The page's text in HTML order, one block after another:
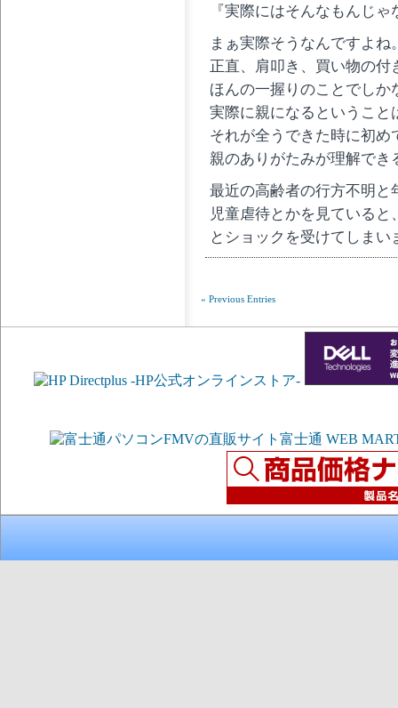
『実際にはそんなもんじ
まぁ実際そうなんですよね
正直、肩叩き、買い物の付
ほんの一握りのことでしか
実際に親になるというこ
それが全うできた時に初め
親のありがたみが理解で
最近の高齢者の行方不明と
児童虐待とかを見ている
とショックを受けてしまい
« Previous Entries